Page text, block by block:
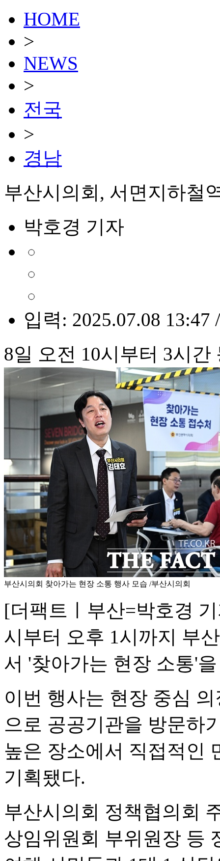
HOME
>
NEWS
>
전국
>
경남
부산시의회, 서면지하철
박호경 기자
입력: 2025.07.08 13:47
8일 오전 10시부터 3시
부산시의회 찾아가는 현장 소통 행사 모습 /부산시의회
[더팩트ㅣ부산=박호경
시부터 오후 1시까지 부
서 '찾아가는 현장 소통'
이번 행사는 현장 중심
으로 공공기관을 방문하
높은 장소에서 직접적인
기획됐다.
부산시의회 정책협의회
상임위원회 부위원장 등